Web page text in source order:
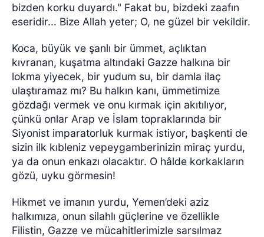
bizden korku duyardı." Fakat bu, bizdeki zaafın
eseridir... Bize Allah yeter; O, ne güzel bir vekildir.
Koca, büyük ve şanlı bir ümmet, açlıktan
kıvranan, kuşatma altındaki Gazze halkına bir
lokma yiyecek, bir yudum su, bir damla ilaç
ulaştıramaz mı? Bu halkın kanı, ümmetimize
gözdağı vermek ve onu kırmak için akıtılıyor,
çünkü onlar Arap ve İslam topraklarında bir
Siyonist imparatorluk kurmak istiyor, başkenti de
sizin ilk kıbleniz vepeygamberinizin miraç yurdu,
ya da onun enkazı olacaktır. O hâlde korkakların
gözü, uyku görmesin!
Hikmet ve imanın yurdu, Yemen’deki aziz
halkımıza, onun silahlı güçlerine ve özellikle
Filistin, Gazze ve mücahitlerimizle sarsılmaz